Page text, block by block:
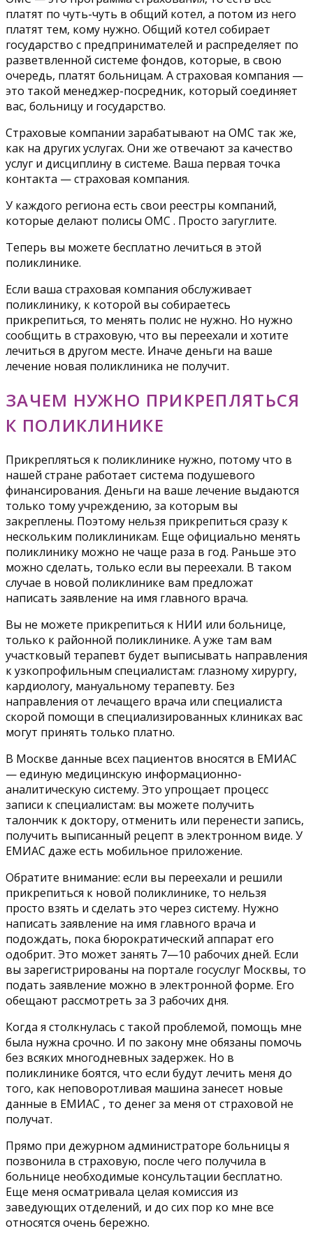
платят по чуть-чуть в общий котел, а потом из него
платят тем, кому нужно. Общий котел собирает
государство с предпринимателей и распределяет по
разветвленной системе фондов, которые, в свою
очередь, платят больницам. А страховая компания —
это такой менеджер-посредник, который соединяет
вас, больницу и государство.
Страховые компании зарабатывают на ОМС так же,
как на других услугах. Они же отвечают за качество
услуг и дисциплину в системе. Ваша первая точка
контакта — страховая компания.
У каждого региона есть свои реестры компаний,
которые делают полисы ОМС . Просто загуглите.
Теперь вы можете бесплатно лечиться в этой
поликлинике.
Если ваша страховая компания обслуживает
поликлинику, к которой вы собираетесь
прикрепиться, то менять полис не нужно. Но нужно
сообщить в страховую, что вы переехали и хотите
лечиться в другом месте. Иначе деньги на ваше
лечение новая поликлиника не получит.
ЗАЧЕМ НУЖНО ПРИКРЕПЛЯТЬСЯ
К ПОЛИКЛИНИКЕ
Прикрепляться к поликлинике нужно, потому что в
нашей стране работает система подушевого
финансирования. Деньги на ваше лечение выдаются
только тому учреждению, за которым вы
закреплены. Поэтому нельзя прикрепиться сразу к
нескольким поликлиникам. Еще официально менять
поликлинику можно не чаще раза в год. Раньше это
можно сделать, только если вы переехали. В таком
случае в новой поликлинике вам предложат
написать заявление на имя главного врача.
Вы не можете прикрепиться к НИИ или больнице,
только к районной поликлинике. А уже там вам
участковый терапевт будет выписывать направления
к узкопрофильным специалистам: глазному хирургу,
кардиологу, мануальному терапевту. Без
направления от лечащего врача или специалиста
скорой помощи в специализированных клиниках вас
могут принять только платно.
В Москве данные всех пациентов вносятся в ЕМИАС
— единую медицинскую информационно-
аналитическую систему. Это упрощает процесс
записи к специалистам: вы можете получить
талончик к доктору, отменить или перенести запись,
получить выписанный рецепт в электронном виде. У
ЕМИАС даже есть мобильное приложение.
Обратите внимание: если вы переехали и решили
прикрепиться к новой поликлинике, то нельзя
просто взять и сделать это через систему. Нужно
написать заявление на имя главного врача и
подождать, пока бюрократический аппарат его
одобрит. Это может занять 7—10 рабочих дней. Если
вы зарегистрированы на портале госуслуг Москвы, то
подать заявление можно в электронной форме. Его
обещают рассмотреть за 3 рабочих дня.
Когда я столкнулась с такой проблемой, помощь мне
была нужна срочно. И по закону мне обязаны помочь
без всяких многодневных задержек. Но в
поликлинике боятся, что если будут лечить меня до
того, как неповоротливая машина занесет новые
данные в ЕМИАС , то денег за меня от страховой не
получат.
Прямо при дежурном администраторе больницы я
позвонила в страховую, после чего получила в
больнице необходимые консультации бесплатно.
Еще меня осматривала целая комиссия из
заведующих отделений, и до сих пор ко мне все
относятся очень бережно.